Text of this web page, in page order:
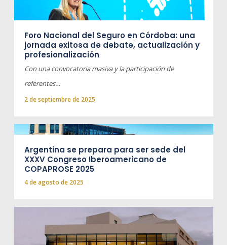
Foro Nacional del Seguro en Córdoba: una
jornada exitosa de debate, actualización y
profesionalización
Con una convocatoria masiva y la participación de
referentes…
2 de septiembre de 2025
Argentina se prepara para ser sede del
XXXV Congreso Iberoamericano de
COPAPROSE 2025
4 de agosto de 2025